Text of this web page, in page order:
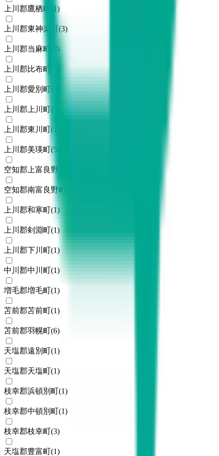
上川郡鷹栖町 1)
上川郡東神楽町(3)
上川郡当麻町 3)
上川郡比布町
上川郡愛別町(
上川郡上川町(
上川郡東川町(
上川郡美瑛町(5
空知郡上富良野町
空知郡南富良野町
上川郡和寒町(1)
上川郡剣淵町(1)
上川郡下川町(1)
中川郡中川町(1)
増毛郡増毛町(1)
苫前郡苫前町(1)
苫前郡羽幌町(6)
天塩郡遠別町(1)
天塩郡天塩町(1)
枝幸郡浜頓別町(1)
枝幸郡中頓別町(1)
枝幸郡枝幸町(3)
天塩郡豊富町(1)